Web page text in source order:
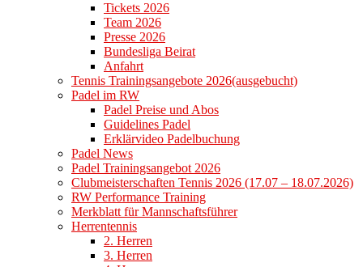
Tickets 2026
Team 2026
Presse 2026
Bundesliga Beirat
Anfahrt
Tennis Trainingsangebote 2026(ausgebucht)
Padel im RW
Padel Preise und Abos
Guidelines Padel
Erklärvideo Padelbuchung
Padel News
Padel Trainingsangebot 2026
Clubmeisterschaften Tennis 2026 (17.07 – 18.07.2026)
RW Performance Training
Merkblatt für Mannschaftsführer
Herrentennis
2. Herren
3. Herren